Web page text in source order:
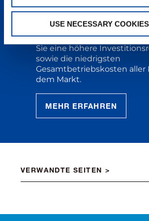
USE NECESSARY
Kranbranche. Erstklassige
Komponenten, ergänzt um
einzigartigen Service,
Sie eine höhere
sowie die niedrigsten
Gesamtbetriebskosten aller
dem Markt.
MEHR ERFAHREN
VERWANDTE SEITEN